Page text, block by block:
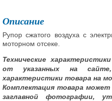
Описание
Рупор сжатого воздуха с
моторном отсеке.
Технические
от указанных на сайте,
характеристики товара на
Комплектация товара может
заглавной фотографии,